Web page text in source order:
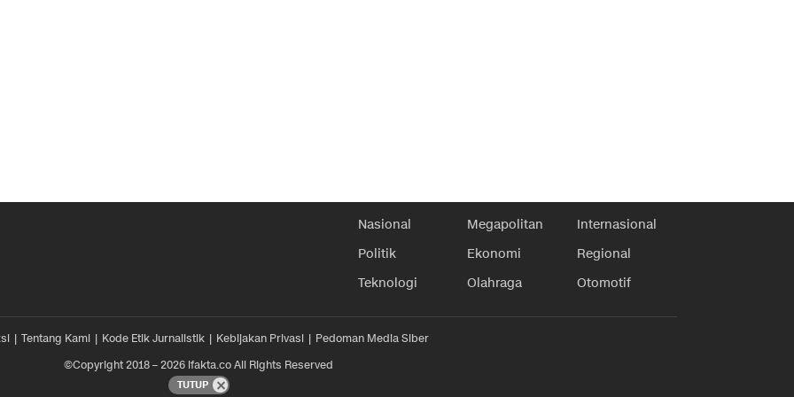
Nasional Megapolitan
Internasional
Politik
Ekonomi
Regional
Teknologi
Olahraga Otomotif
Tentang Kami Kode Etik Jurnalistik Kebijakan Privasi
Pedoman Media Siber
©Copyright 2018 – 2026 ifakta.co All Rights Reserved
TUTUP